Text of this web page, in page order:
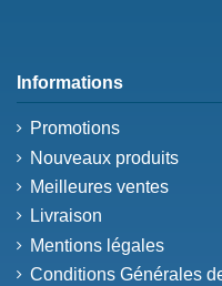
Informations
Promotions
Nouveaux produits
Meilleures ventes
Livraison
Mentions légales
Conditions Générales